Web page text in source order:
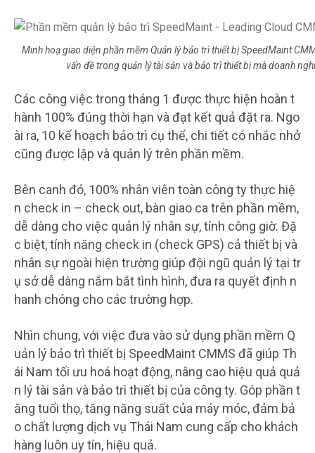
Minh hoạ giao diện phần mềm Quản lý bảo trì thiết bị SpeedMaint
vấn đề trong quản lý tài sản và bảo trì thiết bị mà doanh
Các công việc trong tháng 1 được thực hiện hoàn t
hành 100% đúng thời hạn và đạt kết quả đặt ra. Ngo
ài ra, 10 kế hoạch bảo trì cụ thể, chi tiết có nhắc nhở
cũng được lập và quản lý trên phần mềm.
Bên canh đó, 100% nhân viên toàn công ty thực hiệ
n check in – check out, bàn giao ca trên phần mềm,
dễ dàng cho việc quản lý nhân sự, tính công giờ. Đặ
c biệt, tính năng check in (check GPS) cả thiết bị và
nhân sự ngoài hiện trường giúp đội ngũ quản lý tại tr
ụ sở dễ dàng nắm bắt tình hình, đưa ra quyết định n
hanh chóng cho các trường hợp.
Nhìn chung, với việc đưa vào sử dụng phần mềm Q
uản lý bảo trì thiết bị SpeedMaint CMMS đã giúp Th
ái Nam tối ưu hoá hoạt động, nâng cao hiệu quả quả
n lý tài sản và bảo trì thiết bị của công ty. Góp phần t
ăng tuổi thọ, tăng năng suất của máy móc, đảm bả
o chất lượng dịch vụ Thái Nam cung cấp cho khách
hàng luôn uy tín, hiệu quả.